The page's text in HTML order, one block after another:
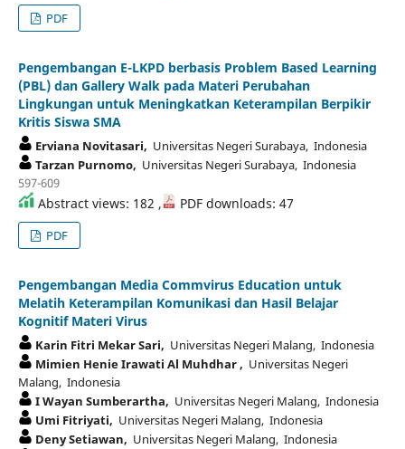
PDF
Pengembangan E-LKPD berbasis Problem Based Learning
(PBL) dan Gallery Walk pada Materi Perubahan
Lingkungan untuk Meningkatkan Keterampilan Berpikir
Kritis Siswa SMA
Erviana Novitasari, Universitas Negeri Surabaya, Indonesia
Tarzan Purnomo, Universitas Negeri Surabaya, Indonesia
597-609
Abstract views: 182 , PDF downloads: 47
PDF
Pengembangan Media Commvirus Education untuk
Melatih Keterampilan Komunikasi dan Hasil Belajar
Kognitif Materi Virus
Karin Fitri Mekar Sari, Universitas Negeri Malang, Indonesia
Mimien Henie Irawati Al Muhdhar , Universitas Negeri
Malang, Indonesia
I Wayan Sumberartha, Universitas Negeri Malang, Indonesia
Umi Fitriyati, Universitas Negeri Malang, Indonesia
Deny Setiawan, Universitas Negeri Malang, Indonesia